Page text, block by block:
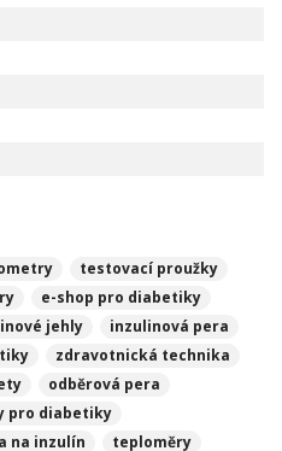
testovací proužky
e-shop pro diabetiky
jehly
inzulinová pera
zdravotnická technika
odběrová pera
pro diabetiky
na inzulín
teploměry